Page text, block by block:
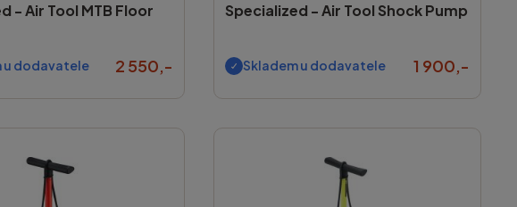
-Air Tool MTB Floor
u dodavatele 2 550,-
Specialized -Air Tool Shock Pump
Skladem u dodavatele 1 900,-